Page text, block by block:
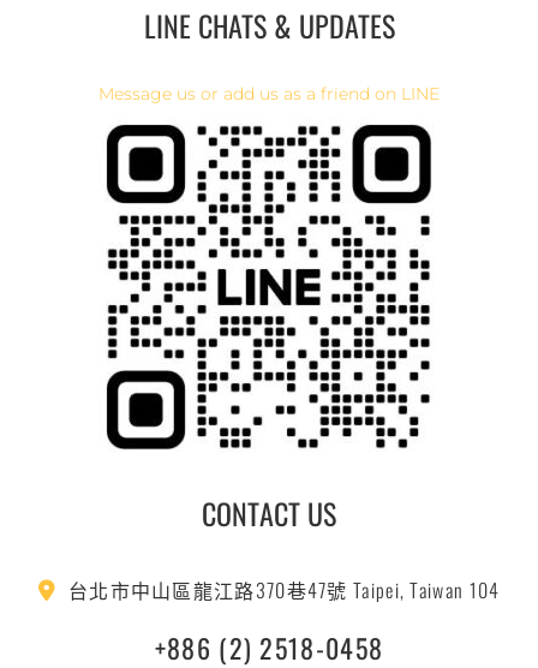
LINE CHATS & UPDATES
Message us or add us as a friend on LINE
CONTACT US
台北市中山區龍江路370巷47號 Taipei, Taiwan 104
+886 (2) 2518-0458